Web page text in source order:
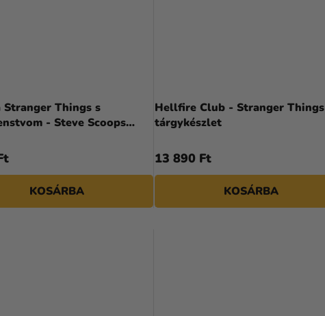
Stranger Things s
- Steve Scoops
KOSÁRBA
Hellfire Club - Stranger Things
tárgykészlet
13 890 Ft
KOSÁRBA